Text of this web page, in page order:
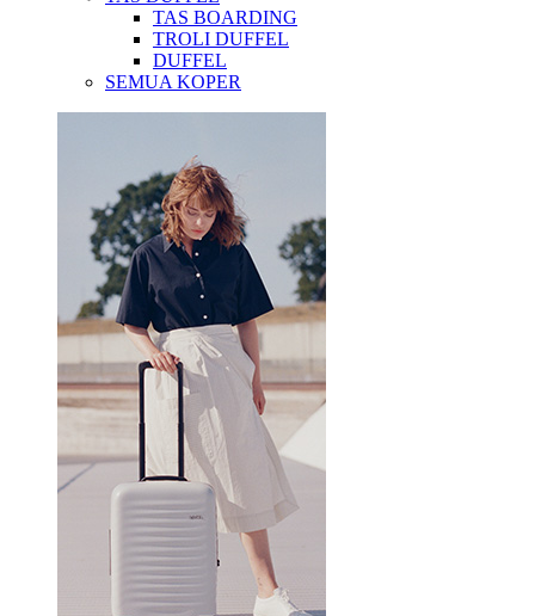
TAS BOARDING
TROLI DUFFEL
DUFFEL
SEMUA KOPER